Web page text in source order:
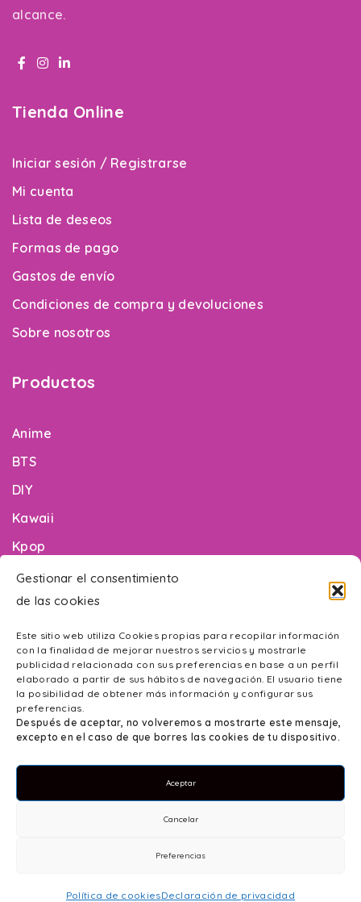
Gestionar el consentimiento
de las cookies
Este sitio web utiliza Cookies propias para recopilar información
con la finalidad de mejorar nuestros servicios y mostrarle
publicidad relacionada con sus preferencias en base a un perfil
elaborado a partir de sus hábitos de navegación. El usuario tiene
la posibilidad de obtener más información y configurar sus
preferencias.
Después de aceptar, no volveremos a mostrarte este mensaje,
excepto en el caso de que borres las cookies de tu dispositivo.
Aceptar
Cancelar
Preferencias
Política de cookiesDeclaración de privacidad
alcance.
Tienda Online
Iniciar sesión / Registrarse
Mi cuenta
Lista de deseos
Formas de pago
Gastos de envío
Condiciones de compra y devoluciones
Sobre nosotros
Productos
Anime
BTS
DIY
Kawaii
Kpop
Maquillaje
Videojuegos
Novedades
Promociones
¿Necesitas ayuda?